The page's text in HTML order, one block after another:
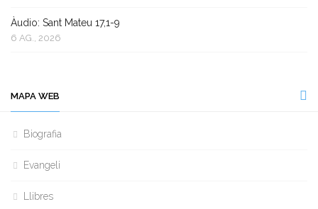
Àudio: Sant Mateu 17,1-9
6 AG., 2026
MAPA WEB
Biografia
Evangeli
Llibres